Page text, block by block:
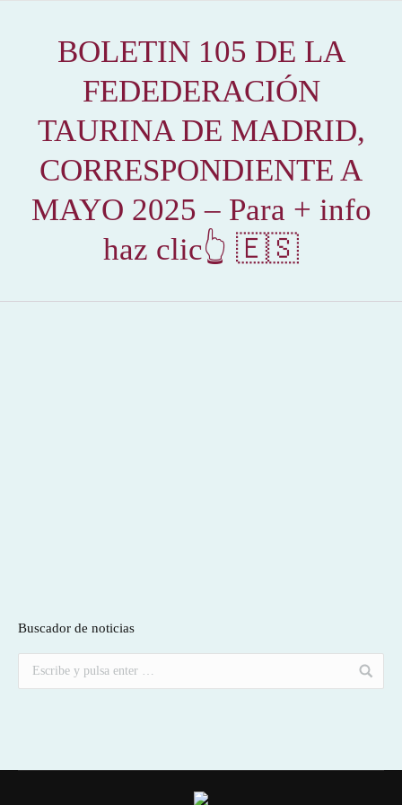
BOLETIN 105 DE LA
FEDEDERACIÓN
TAURINA DE MADRID,
CORRESPONDIENTE A
MAYO 2025 – Para + info
haz clic👆 🇪🇸
Buscador de noticias